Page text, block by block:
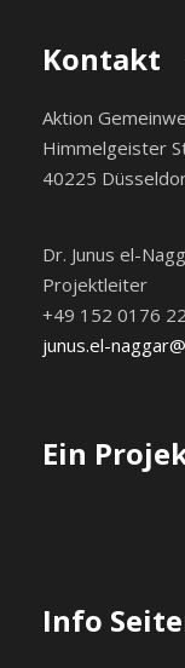
Kontakt
Aktion
Himmelgeister
40225
Dr. Junus el-
Projektleiter
+49 152 0176
junus.el-
Ein
Info